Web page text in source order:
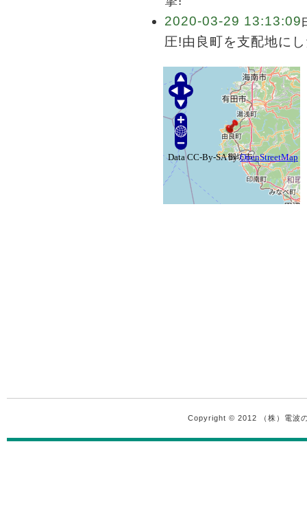
2020-03-29 13:13:09
圧!由良町を支配地に
Copyright © 2012 （株）電波